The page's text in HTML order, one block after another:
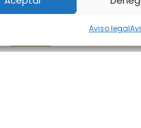
Aviso legal